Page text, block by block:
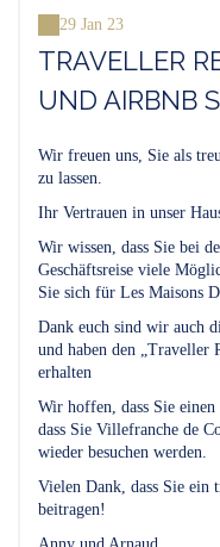
29 Jan 23
TRAVELLER
UND AIRBNB
Wir freuen uns, Sie als
zu lassen.
Ihr Vertrauen in unser
Wir wissen, dass Sie bei
Geschäftsreise viele
Sie sich für Les Maisons
Dank euch sind wir auch
und haben den
erhalten
Wir hoffen, dass Sie
dass Sie Villefranche de
wieder besuchen werden.
Vielen Dank, dass Sie ein
beitragen!